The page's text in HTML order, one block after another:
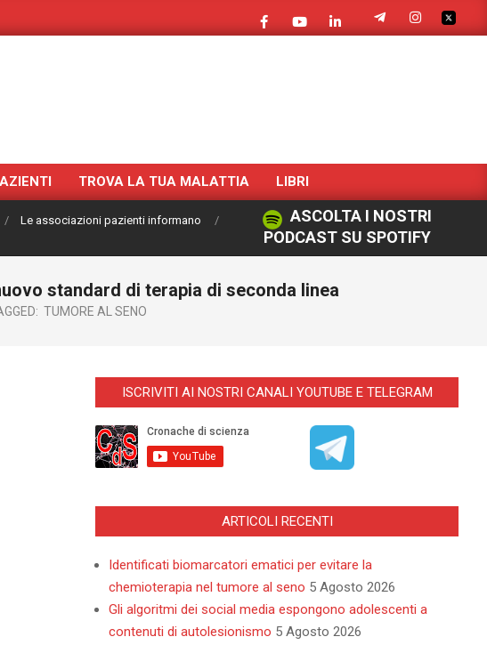
TROVA LA TUA MALATTIA LIBRI
Le associazioni pazienti informano
ASCOLTA I NOSTRI
PODCAST SU SPOTIFY
standard di terapia di seconda linea
TUMORE AL SENO
ISCRIVITI AI NOSTRI CANALI YOUTUBE E TELEGRAM
ARTICOLI RECENTI
Identificati biomarcatori ematici per evitare la
chemioterapia nel tumore al seno 5 Agosto 2026
Gli algoritmi dei social media espongono adolescenti a
contenuti di autolesionismo 5 Agosto 2026